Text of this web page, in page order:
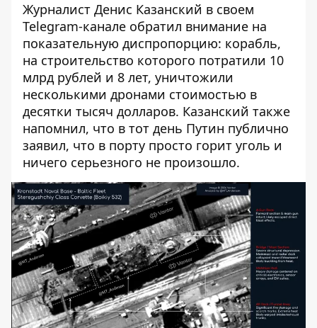
Журналист Денис Казанский в своем
Telegram-канале обратил внимание на
показательную диспропорцию: корабль,
на строительство которого потратили 10
млрд рублей и 8 лет, уничтожили
несколькими дронами стоимостью в
десятки тысяч долларов. Казанский также
напомнил, что в тот день Путин публично
заявил, что в порту просто горит уголь и
ничего серьезного не произошло.